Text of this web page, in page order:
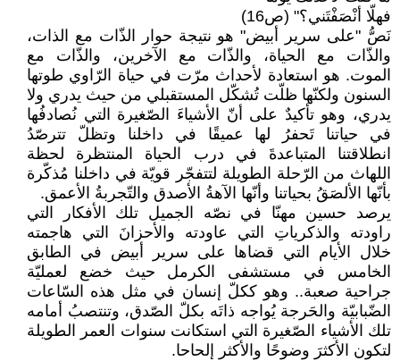
فهلّا أنْصَفْتَني؟" (ص16)
نَصُّ "على سرير أبيض" هو نتيجة حوار الذّات مع الذات،
والذّات مع الحياة، والذّات مع الآخرين، والذّات مع
الموت. هو استعادة لأحداث مرّت في حياة الرّاوي طوتها
السنون ولكنّها ظلّت تُشكّل المستقبلي من حيث يدري ولا
يدري، وهو تأكيدٌ على أنّ الأشياءَ الصّغيرة التي نُصادفُها
في حياتنا تَحفرُ لها عميقًا في داخلنا وتظلّ تترصّدُ
انطلاقتنا المتباعدةَ في درب الحياة المنتظرة لحظة
اللهاث من الرّحلة الطويلة لتتفجّر قويّة في داخلنا مُذكّرة
بأنّها الألصَقُ بحياتنا وأنّها الآهةُ الأصدق والتّجربةُ الأعمق.
يرصد حسين مهنّا في نصّه الجميل تلك الأفكار التي
راودته والذكرياتِ التي عاودته والأحزانَ التي هاجمته
خلال الأيام التي قضاها على سرير أبيض في الطابق
الخامس في مستشفى الكرمل حيث خضع لعمليّة
جراحية صعبة.. وهو ككلّ إنسان في مثل هذه السّاعات
الضّبابيّة والحَرجة يُواجه ذاتَه بكلّ الصّدق، وتنتصبُ أمامه
تلك الأشياء الصّغيرة التي استكانت سنوات العمر الطويلة
لتكون الأكثرَ وضوحًا والأكثر إلحاحا.